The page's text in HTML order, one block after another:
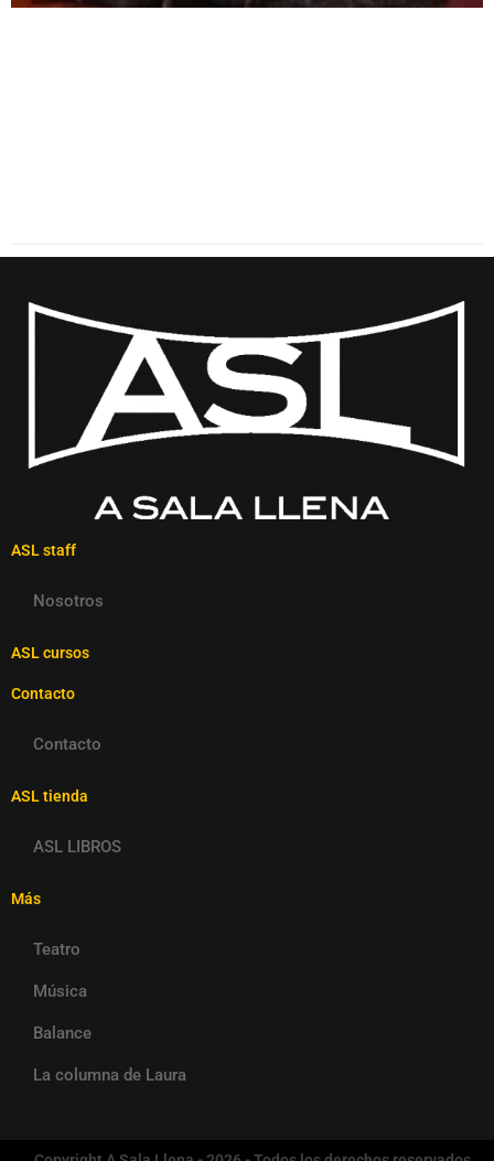
ASL staff
Nosotros
ASL cursos
Contacto
Contacto
ASL tienda
ASL LIBROS
Más
Teatro
Música
Balance
La columna de Laura